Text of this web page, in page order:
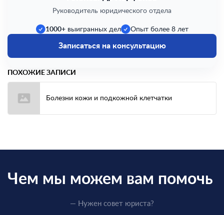
Руководитель юридического отдела
1000+выигранных дел Опыт более 8 лет
Записаться на консультацию
ПОХОЖИЕ ЗАПИСИ
Болезни кожи и подкожной клетчатки
Чем мы можем вам помочь
— Нужен совет юриста?